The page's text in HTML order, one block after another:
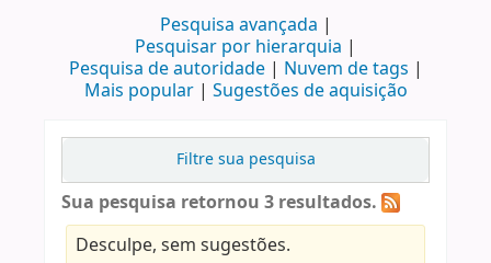
Pesquisa avançada
Pesquisar por hierarquia
Pesquisa de autoridade
Nuvem de tags
Mais popular
Sugestões de aquisição
Filtre sua pesquisa
Sua pesquisa retornou 3 resultados.
Desculpe, sem sugestões.